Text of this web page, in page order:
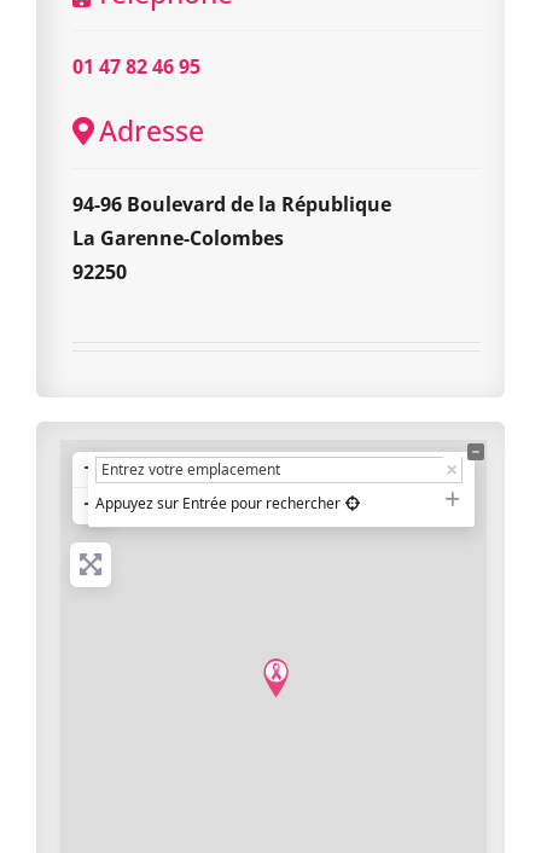
01 47 82 46 95
Adresse
94-96 Boulevard de la République
La Garenne-Colombes
92250
+
−Appuyez sur Entrée pour rechercher